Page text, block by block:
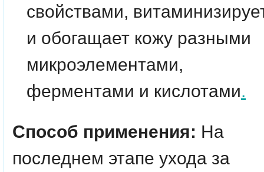
свойствами,
и обогащает кожу разными
микроэлементами,
ферментами и кислотами.
Способ применения: На
последнем этапе ухода за